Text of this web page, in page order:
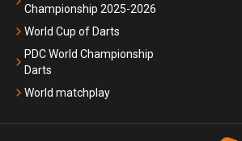
Championship 2025-2026
World Cup of Darts
PDC World Championship
Darts
World matchplay